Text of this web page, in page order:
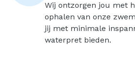
Wij ontzorgen jou met
ophalen van onze
jij met minimale
waterpret bieden.